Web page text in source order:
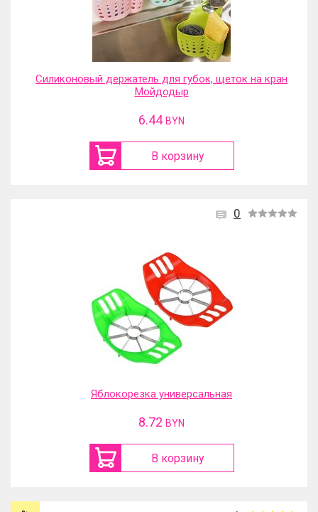
Силиконовый держатель для губок, щеток на кран
Мойдодыр
6.44 BYN
В корзину
0
Яблокорезка универсальная
8.72 BYN
В корзину